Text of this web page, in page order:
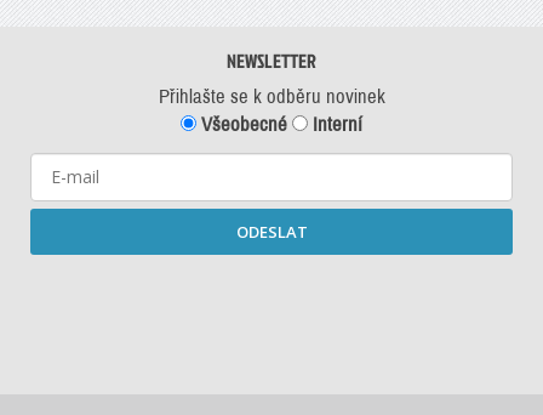
NEWSLETTER
Přihlašte se k odběru novinek
Všeobecné
Interní
ODESLAT